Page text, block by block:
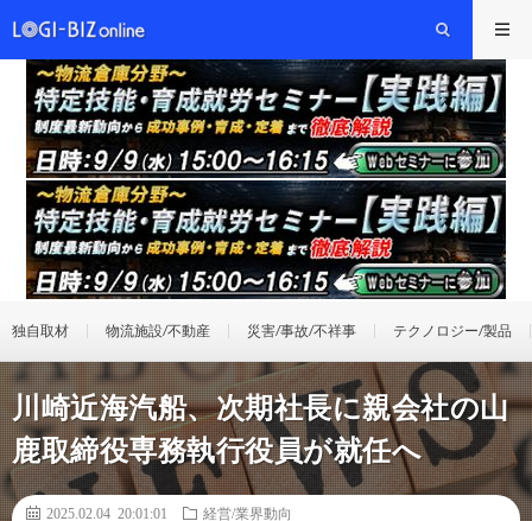
独自取材 物流施設/不動産 災害/事故/不祥事 テクノロジー/製品
川崎近海汽船、次期社長に親会社の山
鹿取締役専務執行役員が就任へ
2025.02.04 20:01:01
経営/業界動向